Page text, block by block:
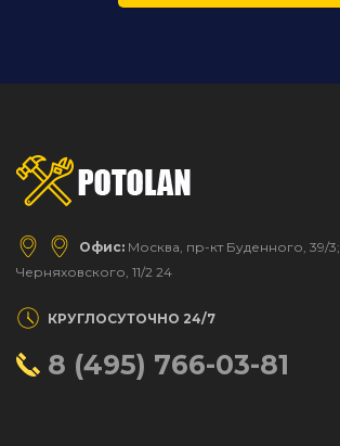
Офис: Москва, пр-кт Буденного, 39/3;
Черняховского, 11/2 24
КРУГЛОСУТОЧНО 24/7
8 (495) 766-03-81